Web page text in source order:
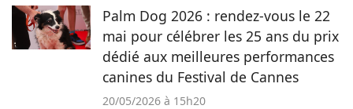
Palm Dog 2026 : rendez-vous le 22
mai pour célébrer les 25 ans du prix
dédié aux meilleures performances
canines du Festival de Cannes
20/05/2026 à 15h20